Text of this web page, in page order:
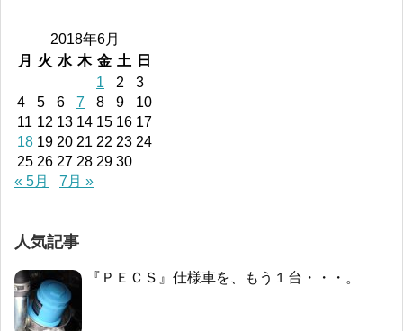
2018年6月
月
火 水 木 金 土
日
1
2
3
4
5 6 7 8 9
10
11 12 13 14 15 16 17
18 19 20 21 22 23 24
25 26 27 28 29 30
« 5月
7月 »
人気記事
『ＰＥＣＳ』仕様車を、もう１台・・・。